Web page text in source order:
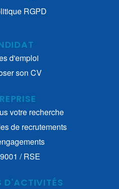
RGPD
d'emploi
son CV
votre recherche
de recrutements
/ RSE
D'ACTIVITÉS